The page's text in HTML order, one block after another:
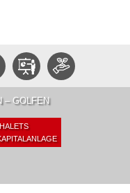
– GOLFEN